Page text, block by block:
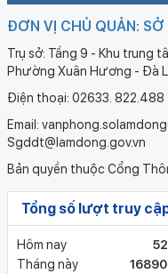
ĐƠN VỊ CHỦ QUẢN:
Trụ sở: Tầng 9 - Khu trung
Phường Xuân Hương - Đà
Điện thoại: 02633.
Email:
Sgddt@lamdong.gov.vn
Bản quyền thuộc Cổng
Tổng số lượt truy
Hôm nay
Tháng này